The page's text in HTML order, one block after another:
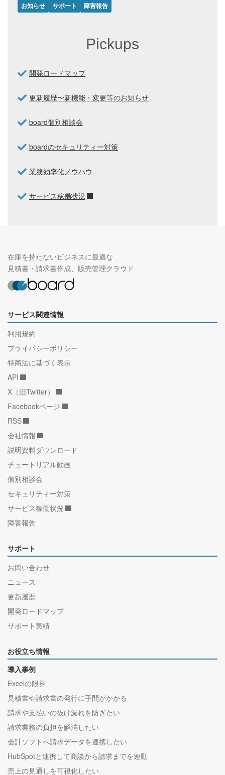
お知らせ サポート 障害報告
Pickups
開発ロードマップ
更新履歴〜新機能・変更等のお知らせ
board個別相談会
boardのセキュリティー対策
業務効率化ノウハウ
サービス稼働状況
在庫を持たないビジネスに最適な
見積書・請求書作成、販売管理クラウド
サービス関連情報
利用規約
プライバシーポリシー
特商法に基づく表示
API
X（旧Twitter）
Facebookページ
RSS
会社情報
説明資料ダウンロード
チュートリアル動画
個別相談会
セキュリティー対策
サービス稼働状況
障害報告
サポート
お問い合わせ
ニュース
更新履歴
開発ロードマップ
サポート実績
お役立ち情報
導入事例
Excelの限界
見積書や請求書の発行に手間がかかる
請求や支払いの抜け漏れを防ぎたい
請求業務の負担を解消したい
会計ソフトへ請求データを連携したい
HubSpotと連携して商談から請求までを連動
売上の見通しを可視化したい